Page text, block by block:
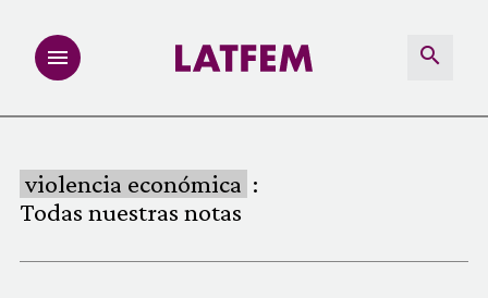
INVESTIGACIONES
MULTIMEDIA
violencia económica :
Todas nuestras notas